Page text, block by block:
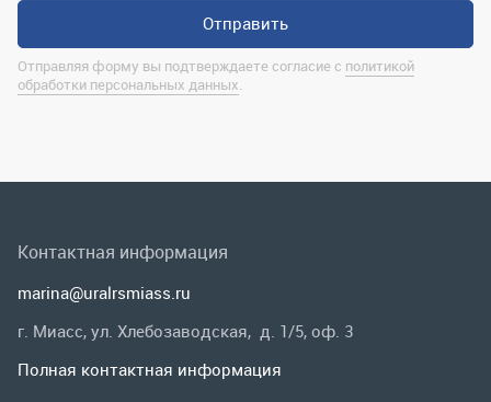
Контактная информация
marina@uralrsmiass.ru
Заказать звонок